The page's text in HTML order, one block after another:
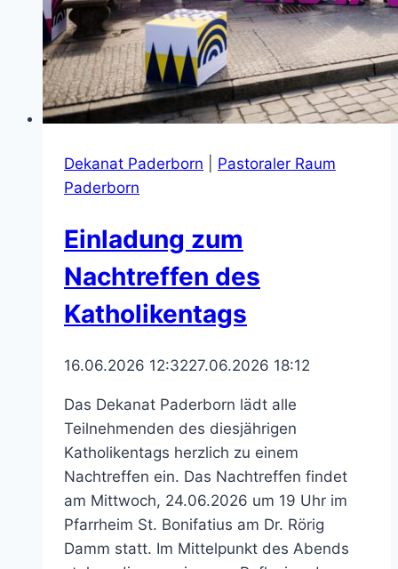
Dekanat Paderborn
Pastoraler Raum
Paderborn
Einladung zum
Nachtreffen des
Katholikentags
16.06.2026 12:3227.06.2026 18:12
Das Dekanat Paderborn lädt alle
Teilnehmenden des diesjährigen
Katholikentags herzlich zu einem
Nachtreffen ein. Das Nachtreffen findet
am Mittwoch, 24.06.2026 um 19 Uhr im
Pfarrheim St. Bonifatius am Dr. Rörig
Damm statt. Im Mittelpunkt des Abends